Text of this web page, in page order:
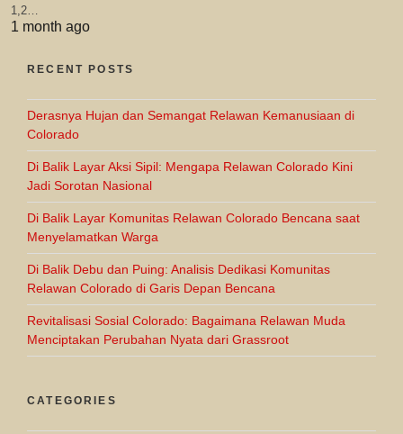
1,2…
1 month ago
RECENT POSTS
Derasnya Hujan dan Semangat Relawan Kemanusiaan di
Colorado
Di Balik Layar Aksi Sipil: Mengapa Relawan Colorado Kini
Jadi Sorotan Nasional
Di Balik Layar Komunitas Relawan Colorado Bencana saat
Menyelamatkan Warga
Di Balik Debu dan Puing: Analisis Dedikasi Komunitas
Relawan Colorado di Garis Depan Bencana
Revitalisasi Sosial Colorado: Bagaimana Relawan Muda
Menciptakan Perubahan Nyata dari Grassroot
CATEGORIES